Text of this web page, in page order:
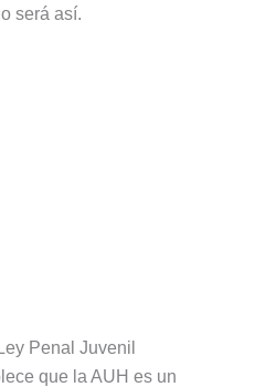
será así.
Penal Juvenil
que la AUH es un